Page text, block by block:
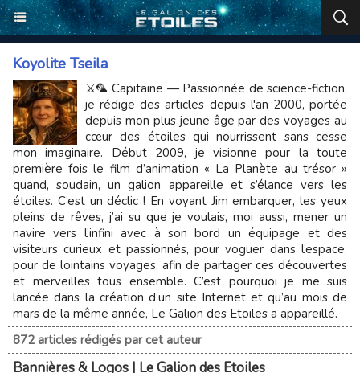
Koyolite Tseila
⚔️🦜 Capitaine — Passionnée de science-fiction,
je rédige des articles depuis l'an 2000, portée
depuis mon plus jeune âge par des voyages au
cœur des étoiles qui nourrissent sans cesse
mon imaginaire. Début 2009, je visionne pour la toute
première fois le film d’animation « La Planète au trésor »
quand, soudain, un galion appareille et s’élance vers les
étoiles. C’est un déclic ! En voyant Jim embarquer, les yeux
pleins de rêves, j’ai su que je voulais, moi aussi, mener un
navire vers l’infini avec à son bord un équipage et des
visiteurs curieux et passionnés, pour voguer dans l’espace,
pour de lointains voyages, afin de partager ces découvertes
et merveilles tous ensemble. C’est pourquoi je me suis
lancée dans la création d’un site Internet et qu’au mois de
mars de la même année, Le Galion des Etoiles a appareillé.
872 articles rédigés par cet auteur
Bannières & Logos | Le Galion des Etoiles